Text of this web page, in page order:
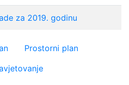
za 2019. godinu
Prostorni plan